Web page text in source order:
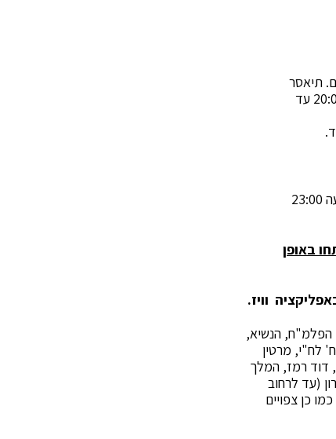
תיאסר
החניה ברח' יהודה משני צידיו – מיום חמישי, כא' באדר תשע"ח, 8/3/2018 החל מהשעה 20:00 עד
שד' בן צבי ייסגרו לתנועת כלי רכב מיום חמישי, כא' באדר תשע"ח, 8/3/2018 החל מהשעה 23:00
באופן
וויז.
הפלמ"ח, הנשיא,
לח"י, מרטין
דוד רמז, המלך
(עד לרחוב
כן צפויים